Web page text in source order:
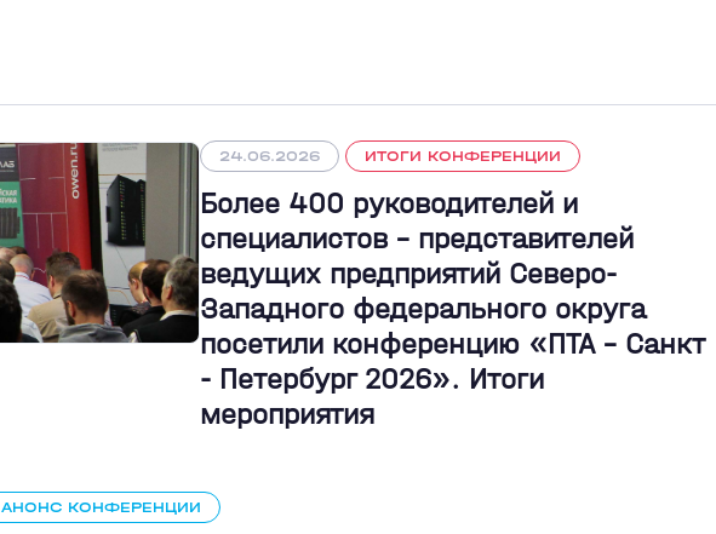
24.06.2026 ИТОГИ КОНФЕРЕНЦИИ
Более 400 руководителей и
специалистов – представителей
ведущих предприятий Северо-
Западного федерального округа
посетили конференцию «ПТА – Санкт
- Петербург 2026». Итоги
мероприятия
АНОНС КОНФЕРЕНЦИИ